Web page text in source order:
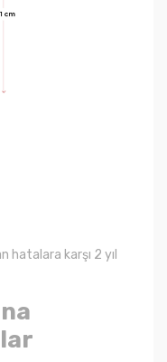
karşı 2 yıl